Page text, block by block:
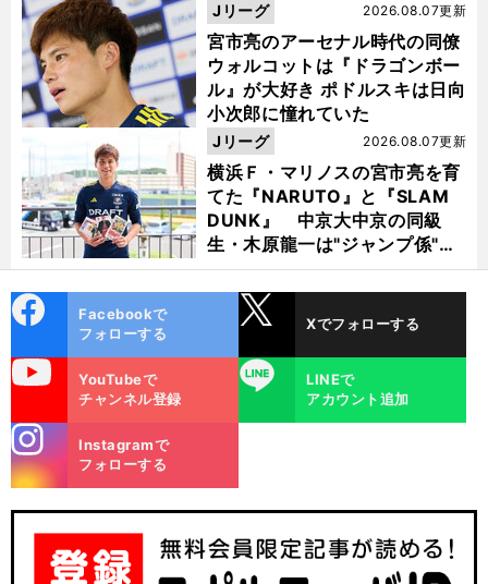
宮市亮のアーセナル時代の同僚
ウォルコットは『ドラゴンボー
ル』が大好き ポドルスキは日向
小次郎に憧れていた
2026.08.07更新
Jリーグ
横浜Ｆ・マリノスの宮市亮を育
てた『NARUTO』と『SLAM
DUNK』 中京大中京の同級
生・木原龍一は"ジャンプ係"だ
った
2026.08.07更新
Jリーグ
ok
Facebookで
フォローする
Xでフォローする
YouTubeで
チャンネル登録
LINE
LINEで
アカウント追加
m
Instagramで
フォローする